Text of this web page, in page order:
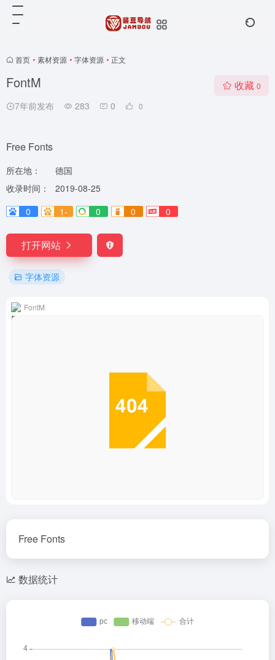
首页 • 素材资源 • 字体资源 • 正文
FontM
7年前发布 283 0 0
收藏 0
Free Fonts
所在地：
德国
收录时间：
2019-08-25
0
1- 0 0 0
打开网站
字体资源
FontM
Free Fonts
数据统计